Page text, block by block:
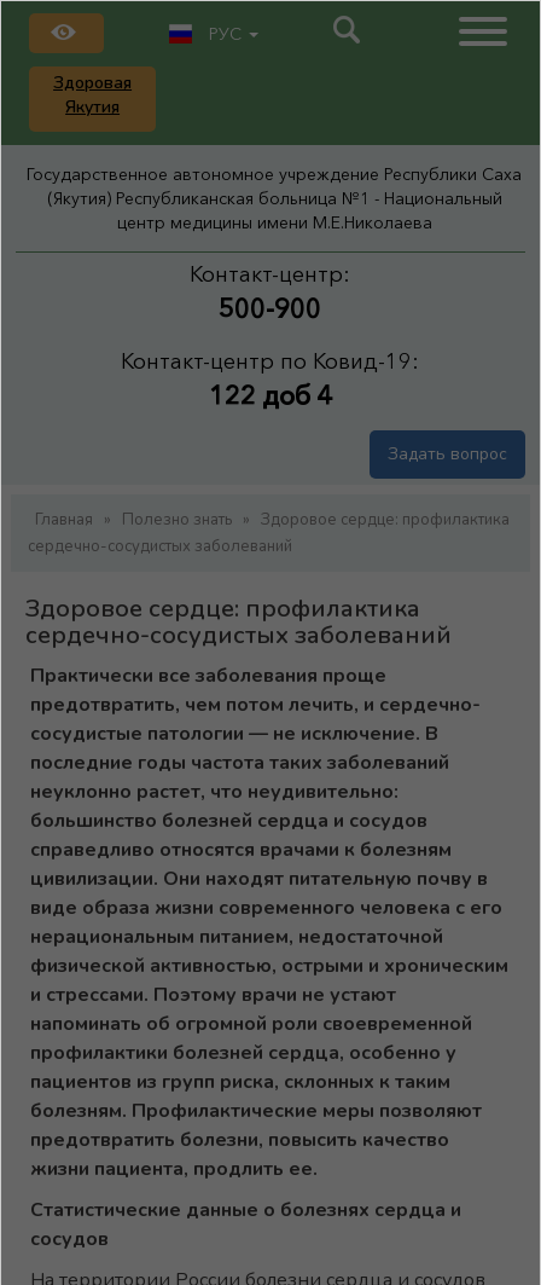
Здоровая
Якутия
РУС
Государственное автономное учреждение Республики Саха
(Якутия) Республиканская больница №1 - Национальный
центр медицины имени М.Е.Николаева
Контакт-центр:
500-900
Контакт-центр по Ковид-19:
122 доб 4
Задать вопрос
Главная » Полезно знать » Здоровое сердце: профилактика
сердечно-сосудистых заболеваний
Здоровое сердце: профилактика
сердечно-сосудистых заболеваний
Практически все заболевания проще
предотвратить, чем потом лечить, и сердечно-
сосудистые патологии — не исключение. В
последние годы частота таких заболеваний
неуклонно растет, что неудивительно:
большинство болезней сердца и сосудов
справедливо относятся врачами к болезням
цивилизации. Они находят питательную почву в
виде образа жизни современного человека с его
нерациональным питанием, недостаточной
физической активностью, острыми и хроническим
и стрессами. Поэтому врачи не устают
напоминать об огромной роли своевременной
профилактики болезней сердца, особенно у
пациентов из групп риска, склонных к таким
болезням. Профилактические меры позволяют
предотвратить болезни, повысить качество
жизни пациента, продлить ее.
Статистические данные о болезнях сердца и
сосудов